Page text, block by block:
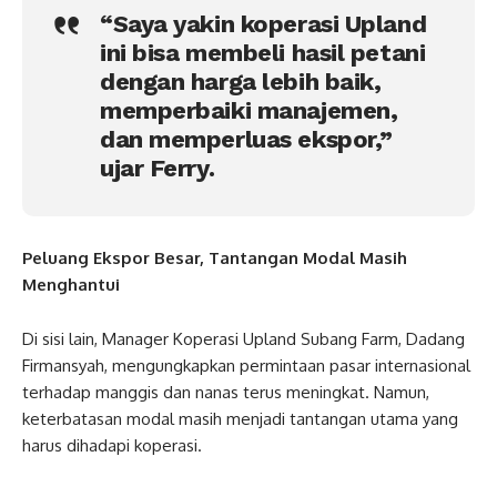
“Saya yakin koperasi Upland
ini bisa membeli hasil petani
dengan harga lebih baik,
memperbaiki manajemen,
dan memperluas ekspor,”
ujar Ferry.
Peluang Ekspor Besar, Tantangan Modal Masih
Menghantui
Di sisi lain, Manager Koperasi Upland Subang Farm, Dadang
Firmansyah, mengungkapkan permintaan pasar internasional
terhadap manggis dan nanas terus meningkat. Namun,
keterbatasan modal masih menjadi tantangan utama yang
harus dihadapi koperasi.